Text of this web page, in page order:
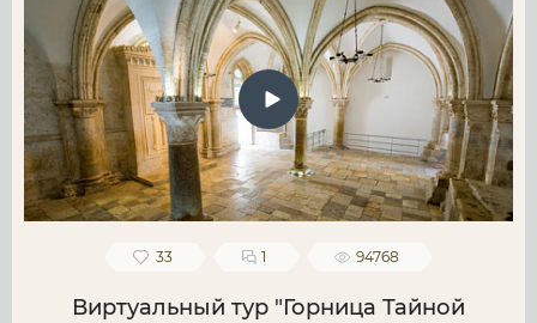
33 1 94768
Виртуальный тур "Горница Тайной